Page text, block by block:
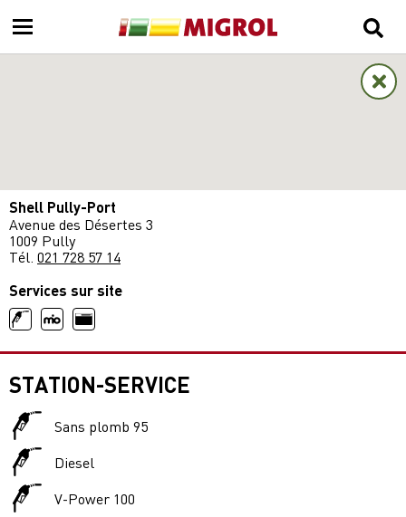
Shell Pully-Port
Avenue des Désertes 3
1009 Pully
Tél. 021 728 57 14
Services sur site
STATION-SERVICE
Sans plomb 95
Diesel
V-Power 100